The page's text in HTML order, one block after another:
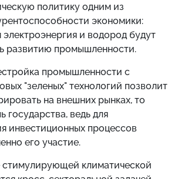
политику одним из
экономики:
электроэнергия и водород будут
развитию промышленности.
промышленности с
"зеленых" технологий позволит
на внешних рынках, то
государства, ведь для
инвестиционных процессов
его участие.
климатической